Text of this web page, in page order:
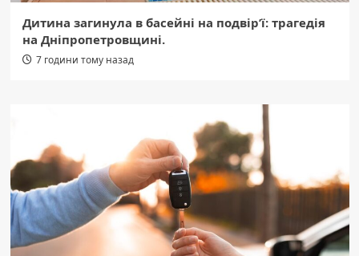
Дитина загинула в басейні на подвір’ї: трагедія
на Дніпропетровщині.
7 години тому назад